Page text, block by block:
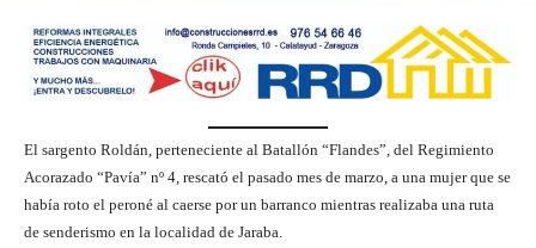
El sargento Roldán, perteneciente al Batallón “Flandes”, del Regimiento
Acorazado “Pavía” nº 4, rescató el pasado mes de marzo, a una mujer que se
había roto el peroné al caerse por un barranco mientras realizaba una ruta
de senderismo en la localidad de Jaraba.